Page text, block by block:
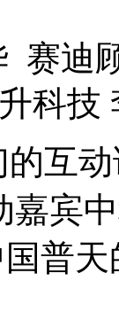
的互
嘉宾
国普
话题